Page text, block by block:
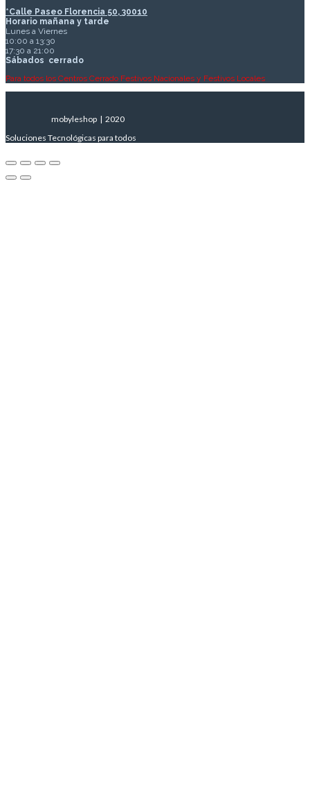
*Calle Paseo Florencia 50, 30010
Horario mañana y tarde
Lunes a Viernes
10:00 a 13:30
17:30 a 21:00
Sábados cerrado
Para todos los Centros Cerrado Festivos Nacionales y Festivos Locales
mobyleshop | 2020
Soluciones Tecnológicas para todos